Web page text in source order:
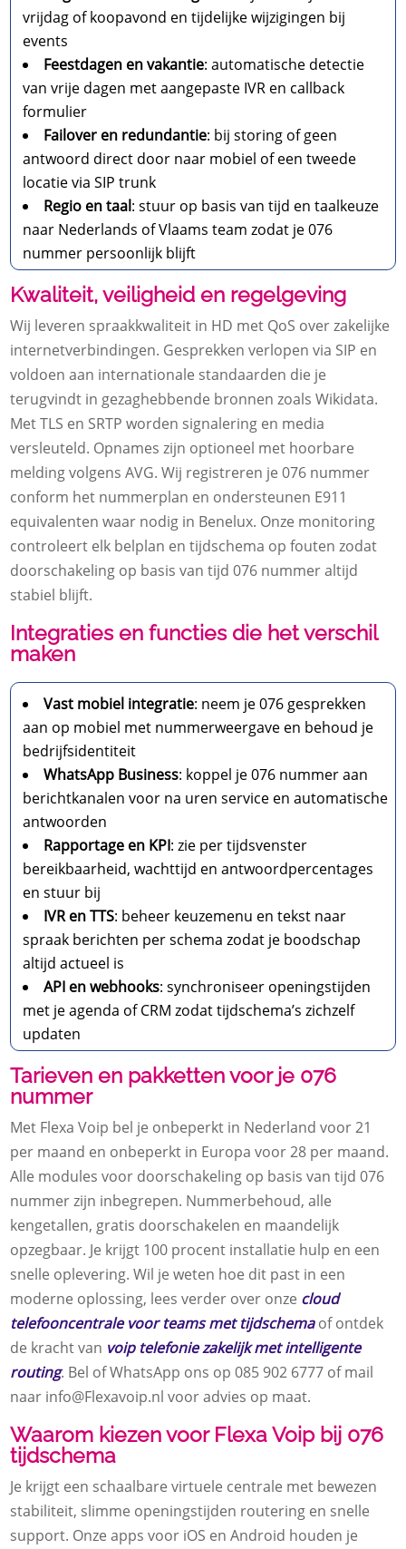
vrijdag of koopavond en tijdelijke wijzigingen bij
events
Feestdagen en vakantie: automatische detectie
van vrije dagen met aangepaste IVR en callback
formulier
Failover en redundantie: bij storing of geen
antwoord direct door naar mobiel of een tweede
locatie via SIP trunk
Regio en taal: stuur op basis van tijd en taalkeuze
naar Nederlands of Vlaams team zodat je 076
nummer persoonlijk blijft
Kwaliteit, veiligheid en regelgeving
Wij leveren spraakkwaliteit in HD met QoS over zakelijke
internetverbindingen.​ Gesprekken verlopen via SIP en
voldoen aan internationale standaarden die je
terugvindt in gezaghebbende bronnen zoals Wikidata.​
Met TLS en SRTP worden signalering en media
versleuteld.​ Opnames zijn optioneel met hoorbare
melding volgens AVG.​ Wij registreren je 076 nummer
conform het nummerplan en ondersteunen E911
equivalenten waar nodig in Benelux.​ Onze monitoring
controleert elk belplan en tijdschema op fouten zodat
doorschakeling op basis van tijd 076 nummer altijd
stabiel blijft.​
Integraties en functies die het verschil
maken
Vast mobiel integratie: neem je 076 gesprekken
aan op mobiel met nummerweergave en behoud je
bedrijfsidentiteit
WhatsApp Business: koppel je 076 nummer aan
berichtkanalen voor na uren service en automatische
antwoorden
Rapportage en KPI: zie per tijdsvenster
bereikbaarheid, wachttijd en antwoordpercentages
en stuur bij
IVR en TTS: beheer keuzemenu en tekst naar
spraak berichten per schema zodat je boodschap
altijd actueel is
API en webhooks: synchroniseer openingstijden
met je agenda of CRM zodat tijdschema’s zichzelf
updaten
Tarieven en pakketten voor je 076
nummer
Met Flexa Voip bel je onbeperkt in Nederland voor 21
per maand en onbeperkt in Europa voor 28 per maand.​
Alle modules voor doorschakeling op basis van tijd 076
nummer zijn inbegrepen.​ Nummerbehoud, alle
kengetallen, gratis doorschakelen en maandelijk
opzegbaar.​ Je krijgt 100 procent installatie hulp en een
snelle oplevering.​ Wil je weten hoe dit past in een
moderne oplossing, lees verder over onze cloud
telefooncentrale voor teams met tijdschemaof ontdek
de kracht van voip telefonie zakelijk met intelligente
routing.​ Bel of WhatsApp ons op 085 902 6777 of mail
naar info@Flexavoip.​nl voor advies op maat.​
Waarom kiezen voor Flexa Voip bij 076
tijdschema
Je krijgt een schaalbare virtuele centrale met bewezen
stabiliteit, slimme openingstijden routering en snelle
support.​ Onze apps voor iOS en Android houden je